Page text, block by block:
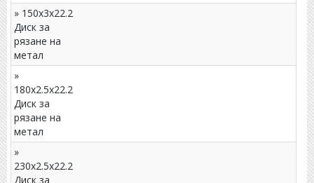
» 150x3x22.2
Диск за
рязане на
метал
»
180x2.5x22.2
Диск за
рязане на
метал
»
230x2.5x22.2
Диск за